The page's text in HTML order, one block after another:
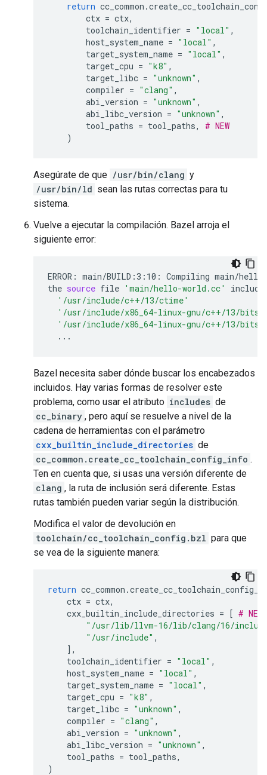
return cc_common .
ctx = ctx,
toolchain_identifier = "local" ,
host_system_name = "local" ,
target_system_name = "local" ,
target_cpu = "k8" ,
target_libc = "unknown" ,
compiler = "clang" ,
abi_version = "unknown" ,
abi_libc_version = "unknown" ,
tool_paths = tool_paths,
# NEW
)
Asegúrate de que /usr/bin/clang y
/usr/bin/ld sean las rutas correctas para tu
sistema.
Vuelve a ejecutar la compilación. Bazel arroja el
siguiente error:
ERROR: main/BUILD:3:10: Compiling main/
the source file 'main/hello-world.cc'
'/usr/include/c++/13/ctime'
'/usr/include/x86_64-linux-gnu/c++/13/
'/usr/include/x86_64-linux-gnu/c++/13/bits/
Bazel necesita saber dónde buscar los encabezados
incluidos. Hay varias formas de resolver este
problema, como usar el atributo includes de
cc_binary , pero aquí se resuelve a nivel de la
cadena de herramientas con el parámetro
cxx_builtin_include_directories de
cc_common.create_cc_toolchain_config_info .
Ten en cuenta que, si usas una versión diferente de
clang , la ruta de inclusión será diferente. Estas
rutas también pueden variar según la distribución.
Modifica el valor de devolución en
toolchain/cc_toolchain_config.bzl para que
se vea de la siguiente manera:
return cc_common .
ctx = ctx,
cxx_builtin_include_directories = [ # NEW
"/usr/lib/llvm-16/lib/clang/16/
"/usr/include" ,
],
toolchain_identifier = "local" ,
host_system_name = "local" ,
target_system_name = "local" ,
target_cpu = "k8" ,
target_libc = "unknown" ,
compiler = "clang" ,
abi_version = "unknown" ,
abi_libc_version = "unknown" ,
tool_paths = tool_paths,
)